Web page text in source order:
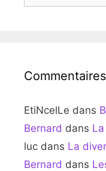
EtiNcelLe dans
Bernard dans
luc dans La
Bernard dans